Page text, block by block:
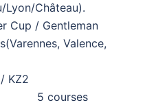
Lyon/Château).
Cup / Gentleman
Valence,
KZ2
courses